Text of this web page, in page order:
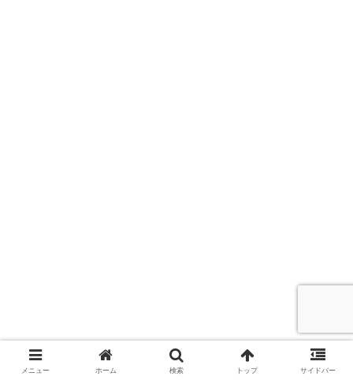
メニュー ホーム 検索 トップ サイドバー